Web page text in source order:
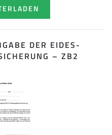
DER EIDES­
– ZB2